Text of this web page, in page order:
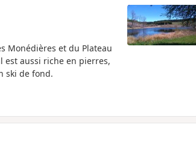
Monédières et du Plateau
est aussi riche en pierres,
ski de fond.